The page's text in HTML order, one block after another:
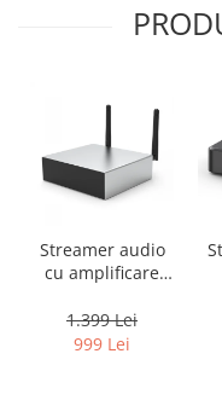
Streamer audio
cu amplificare
A50+, LAN /Wi-Fi
/Bluetooth,
1.399 Lei
999 Lei